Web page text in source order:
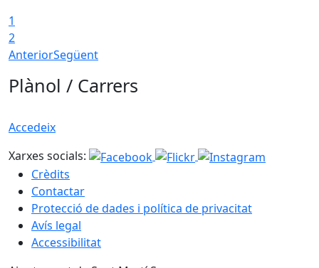
1
2
AnteriorSegüent
Plànol / Carrers
Accedeix
Xarxes socials:
Crèdits
Contactar
Protecció de dades i política de privacitat
Avís legal
Accessibilitat